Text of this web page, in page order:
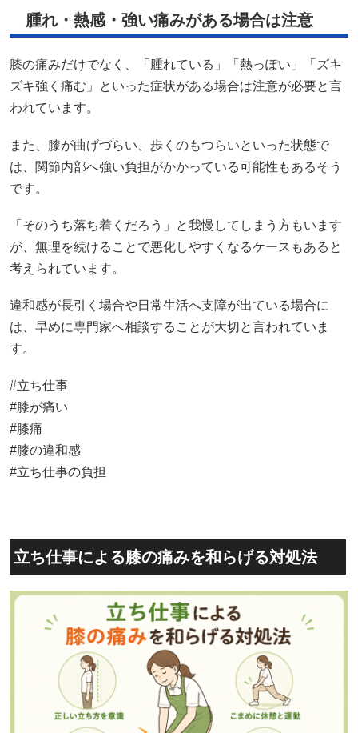
腫れ・熱感・強い痛みがある場合は注意
膝の痛みだけでなく、「腫れている」「熱っぽい」「ズキ
ズキ強く痛む」といった症状がある場合は注意が必要と言
われています。
また、膝が曲げづらい、歩くのもつらいといった状態で
は、関節内部へ強い負担がかかっている可能性もあるそう
です。
「そのうち落ち着くだろう」と我慢してしまう方もいます
が、無理を続けることで悪化しやすくなるケースもあると
考えられています。
違和感が長引く場合や日常生活へ支障が出ている場合に
は、早めに専門家へ相談することが大切と言われていま
す。
#立ち仕事
#膝が痛い
#膝痛
#膝の違和感
#立ち仕事の負担
立ち仕事による膝の痛みを和らげる対処法